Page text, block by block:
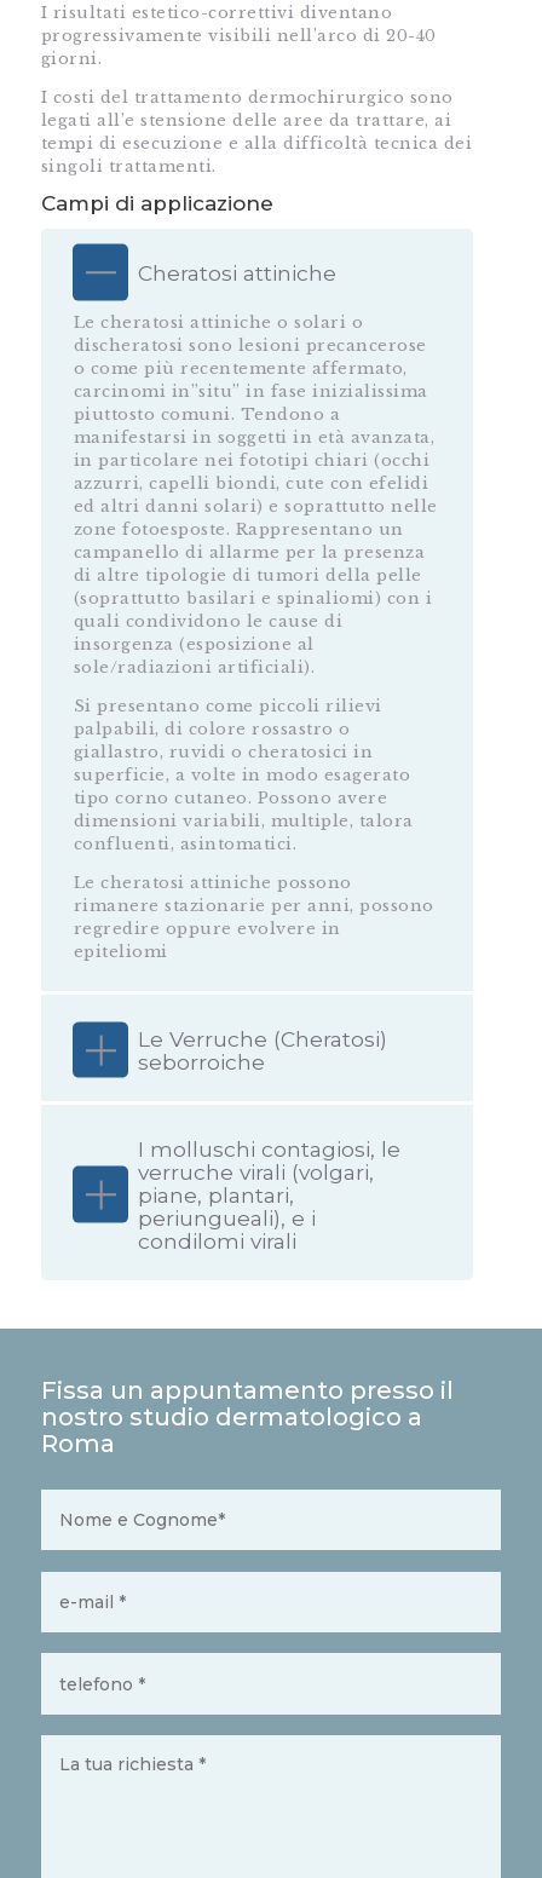
I risultati estetico-correttivi diventano
progressivamente visibili nell’arco di 20-40
giorni.
I costi del trattamento dermochirurgico sono
legati all’e stensione delle aree da trattare, ai
tempi di esecuzione e alla difficoltà tecnica dei
singoli trattamenti.
Campi di applicazione
Cheratosi attiniche
Le cheratosi attiniche o solari o
discheratosi sono lesioni precancerose
o come più recentemente affermato,
carcinomi in”situ” in fase inizialissima
piuttosto comuni. Tendono a
manifestarsi in soggetti in età avanzata,
in particolare nei fototipi chiari (occhi
azzurri, capelli biondi, cute con efelidi
ed altri danni solari) e soprattutto nelle
zone fotoesposte. Rappresentano un
campanello di allarme per la presenza
di altre tipologie di tumori della pelle
(soprattutto basilari e spinaliomi) con i
quali condividono le cause di
insorgenza (esposizione al
sole/radiazioni artificiali).
Si presentano come piccoli rilievi
palpabili, di colore rossastro o
giallastro, ruvidi o cheratosici in
superficie, a volte in modo esagerato
tipo corno cutaneo. Possono avere
dimensioni variabili, multiple, talora
confluenti, asintomatici.
Le cheratosi attiniche possono
rimanere stazionarie per anni, possono
regredire oppure evolvere in
epiteliomi
Le Verruche (Cheratosi)
seborroiche
I molluschi contagiosi, le
verruche virali (volgari,
piane, plantari,
periungueali), e i
condilomi virali
Fissa un appuntamento presso il
nostro studio dermatologico a
Roma